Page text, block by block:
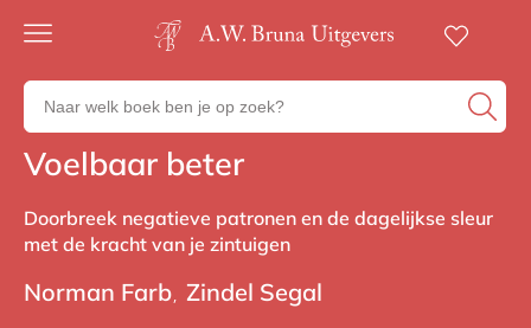
Gratis
23:00
besteld,
volgende
in huis
Veilig
Gratis
Zoeken
naar
auteurs
uitgevers
Non-fictie
Voelbaar beter
Doorbreek negatieve patronen en de dagelijkse sleur
met de kracht van je zintuigen
Norman Farb Zindel Segal